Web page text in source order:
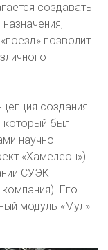
создавать
позволит
создания
который был
научно-
«Хамелеон»)
СУЭК
Его
модуль «Мул»